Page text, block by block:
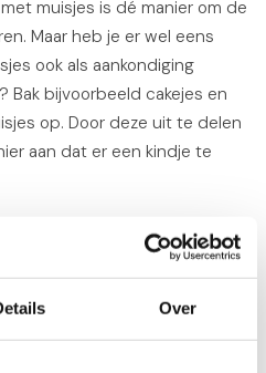
Over
muisjes is dé manier om de
Maar heb je er wel eens
ook als aankondiging
bijvoorbeeld cakejes en
op. Door deze uit te delen
aan dat er een kindje te
unieke cadeaus. Ben je op
of kraamcadeau? Bekijk
het hebben over hoe je het